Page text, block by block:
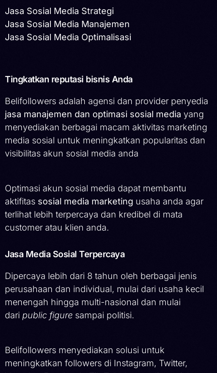
Jasa Sosial Media Strategi
Jasa Sosial Media Manajemen
Jasa Sosial Media Optimalisasi
Tingkatkan reputasi bisnis Anda
Belifollowers adalah agensi dan provider penyedia
jasa manajemen dan optimasi sosial media yang
menyediakan berbagai macam aktivitas marketing
media sosial untuk meningkatkan popularitas dan
visibilitas akun sosial media anda
Optimasi akun sosial media dapat membantu
aktifitas sosial media marketing usaha anda agar
terlihat lebih terpercaya dan kredibel di mata
customer atau klien anda.
Jasa Media Sosial Terpercaya
Dipercaya lebih dari 8 tahun oleh berbagai jenis
perusahaan dan individual, mulai dari usaha kecil
menengah hingga multi-nasional dan mulai
dari public figure sampai politisi.
Belifollowers menyediakan solusi untuk
meningkatkan followers di Instagram, Twitter,